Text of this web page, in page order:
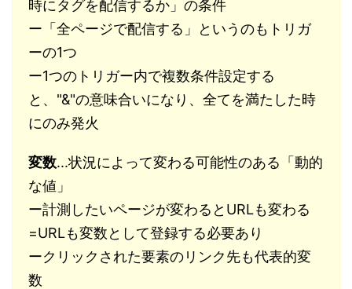
時にタグを配信するか」の条件
ー「全ページで配信する」というのもトリガ
ーの1つ
ー1つのトリガー内で複数条件設定する
と、"&"の意味合いになり、全てを満たした時
にのみ発火
変数...状況によって変わる可能性のある「動的
な値」
ー計測したいページが変わるとURLも変わる
=URLも変数として登録する必要あり
ークリックされた要素のリンク先も代表的変
数